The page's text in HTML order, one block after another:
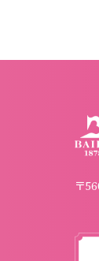
〒